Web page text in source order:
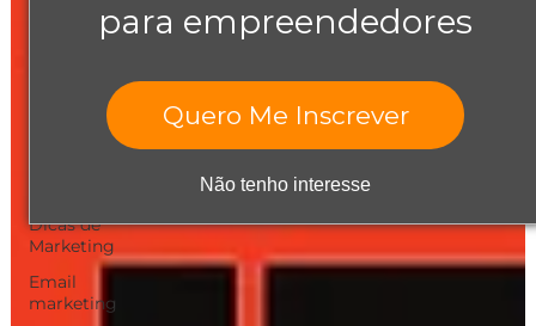
para empreendedores
Quero Me Inscrever
Não tenho interesse
Abrir negócio
Design Gráfico
Dicas de
Marketing
Email
marketing